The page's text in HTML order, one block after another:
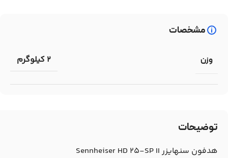
توضیحات
هدفون سنهایزر Sennheiser HD 25-SP II
مشخصات
وزن 2 کیلوگرم